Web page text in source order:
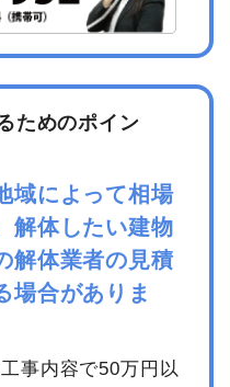
ためのポイン
域によって相場
解体したい建物
解体業者の見積
場合がありま
事内容で50万円以